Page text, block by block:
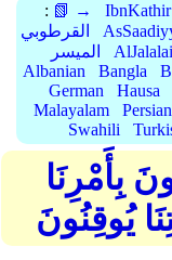
: 📗 →
القرطوبي
الميسر
Albanian
Bangla
German
Hausa
Malayalam
Persian
Swahili
بِأَمْرِنَا
يُوقِنُونَ